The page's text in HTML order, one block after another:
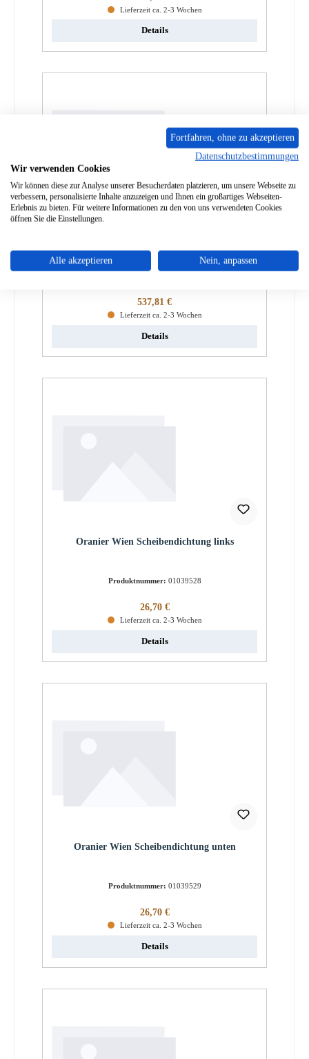
Lieferzeit ca. 2-3 Wochen
Details
Regulärer Preis:
537,81 €
Lieferzeit ca. 2-3 Wochen
Details
Oranier Wien Scheibendichtung links
Produktnummer: 01039528
Regulärer Preis:
26,70 €
Lieferzeit ca. 2-3 Wochen
Details
Oranier Wien Scheibendichtung unten
Produktnummer: 01039529
Regulärer Preis:
26,70 €
Lieferzeit ca. 2-3 Wochen
Details
Fortfahren, ohne zu akzeptieren
Datenschutzbestimmungen
Wir verwenden Cookies
Wir können diese zur Analyse unserer Besucherdaten platzieren, um unsere Webseite zu
verbessern, personalisierte Inhalte anzuzeigen und Ihnen ein großartiges Webseiten-
Erlebnis zu bieten. Für weitere Informationen zu den von uns verwendeten Cookies
öffnen Sie die Einstellungen.
Alle akzeptieren Nein, anpassen